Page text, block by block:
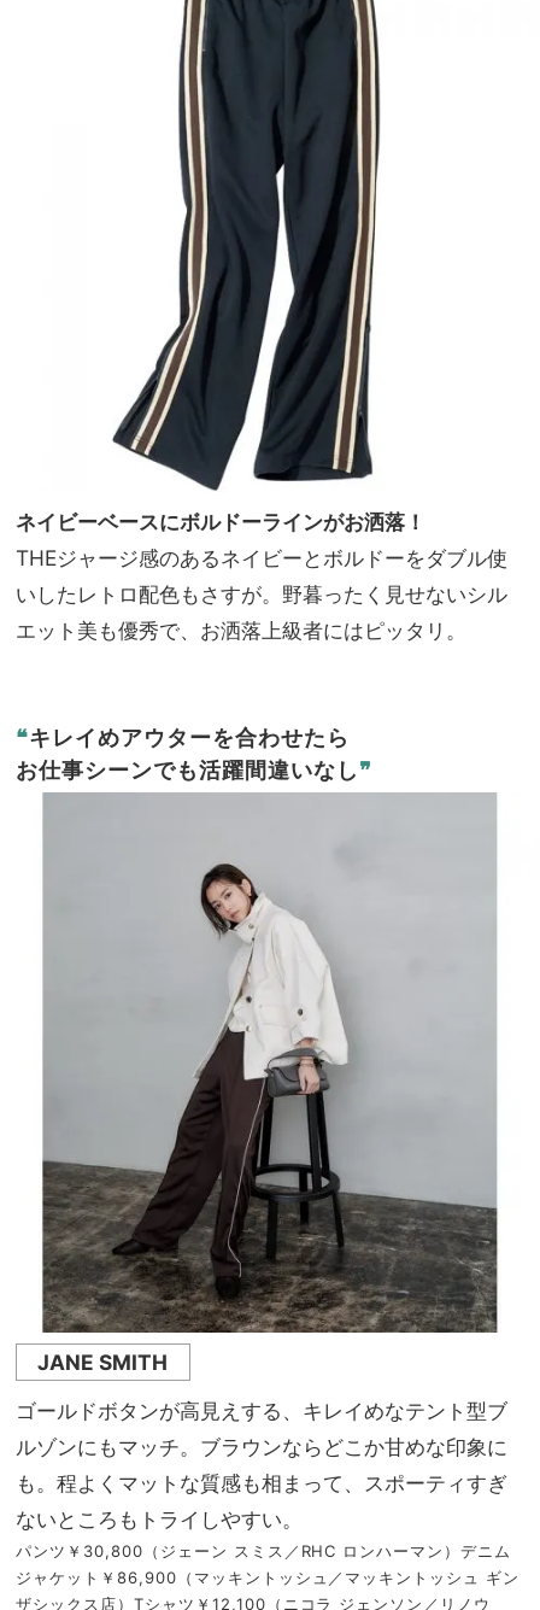
ネイビーベースにボルドーラインがお洒落！
THEジャージ感のあるネイビーとボルドーをダブル使
いしたレトロ配色もさすが。野暮ったく見せないシル
エット美も優秀で、お洒落上級者にはピッタリ。
❝キレイめアウターを合わせたら
お仕事シーンでも活躍間違いなし❞
JANE SMITH
ゴールドボタンが高見えする、キレイめなテント型ブ
ルゾンにもマッチ。ブラウンならどこか甘めな印象に
も。程よくマットな質感も相まって、スポーティすぎ
ないところもトライしやすい。
パンツ￥30,800（ジェーン スミス／RHC ロンハーマン）デニム
ジャケット￥86,900（マッキントッシュ／マッキントッシュ ギン
ザシックス店）Tシャツ￥12,100（ニコラ ジェンソン／リノウ